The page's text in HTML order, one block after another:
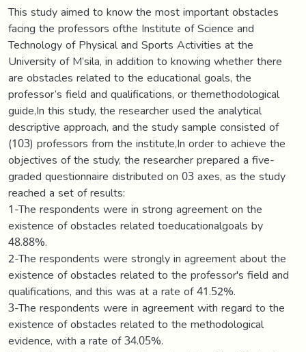
This study aimed to know the most important obstacles
facing the professors ofthe Institute of Science and
Technology of Physical and Sports Activities at the
University of M’sila, in addition to knowing whether there
are obstacles related to the educational goals, the
professor’s field and qualifications, or themethodological
guide,In this study, the researcher used the analytical
descriptive approach, and the study sample consisted of
(103) professors from the institute,In order to achieve the
objectives of the study, the researcher prepared a five-
graded questionnaire distributed on 03 axes, as the study
reached a set of results:
1-The respondents were in strong agreement on the
existence of obstacles related toeducationalgoals by
48.88%.
2-The respondents were strongly in agreement about the
existence of obstacles related to the professor's field and
qualifications, and this was at a rate of 41.52%.
3-The respondents were in agreement with regard to the
existence of obstacles related to the methodological
evidence, with a rate of 34.05%.